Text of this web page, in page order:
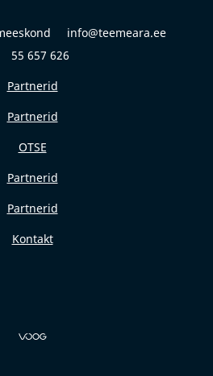
meeskond info@teemeara.ee
55 657 626
Partnerid
Partnerid
OTSE
Partnerid
Partnerid
Kontakt